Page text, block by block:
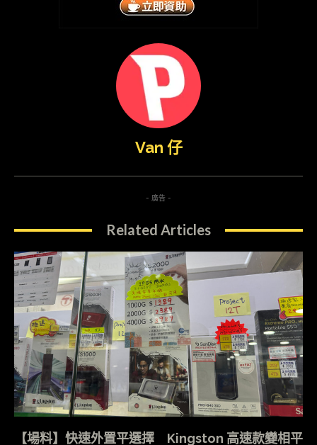
Van 仔
- 廣告 -
Related Articles
【場料】快速外置平選擇 Kingston 高速款變相平